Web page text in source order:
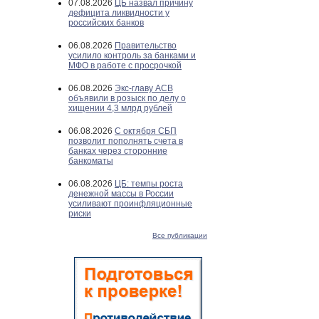
07.08.2026 ЦБ назвал причину
дефицита ликвидности у
российских банков
06.08.2026 Правительство
усилило контроль за банками и
МФО в работе с просрочкой
06.08.2026 Экс-главу АСВ
объявили в розыск по делу о
хищении 4,3 млрд рублей
06.08.2026 С октября СБП
позволит пополнять счета в
банках через сторонние
банкоматы
06.08.2026 ЦБ: темпы роста
денежной массы в России
усиливают проинфляционные
риски
Все публикации